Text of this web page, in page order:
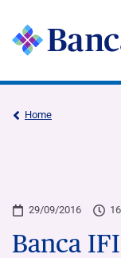
Home
29/09/2016
Banca